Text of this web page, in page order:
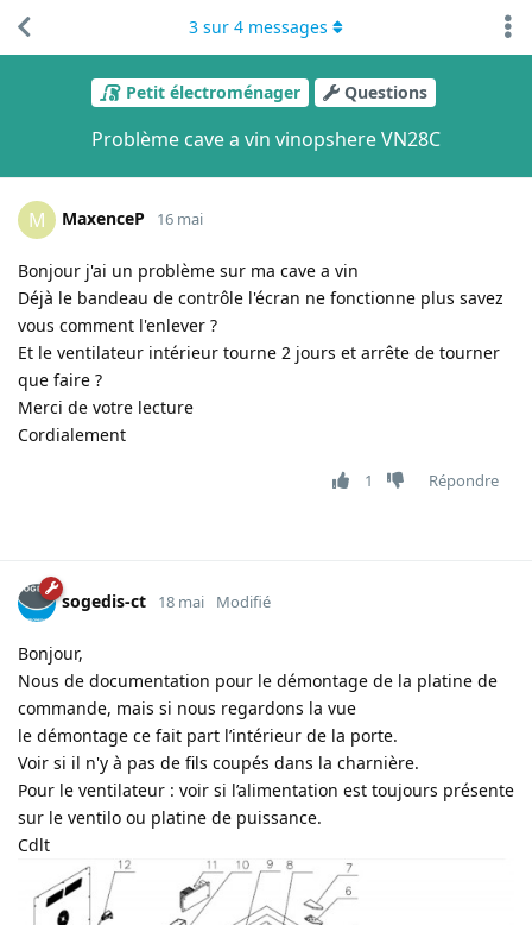
Petit électroménager Questions
Problème cave a vin vinopshere VN28C
3 sur 4 messages
M MaxenceP 16 mai
Bonjour j'ai un problème sur ma cave a vin
Déjà le bandeau de contrôle l'écran ne fonctionne plus savez
vous comment l'enlever ?
Et le ventilateur intérieur tourne 2 jours et arrête de tourner
que faire ?
Merci de votre lecture
Cordialement
1 Répondre
sogedis-ct 18 mai Modifié
Bonjour,
Nous de documentation pour le démontage de la platine de
commande, mais si nous regardons la vue
le démontage ce fait part l’intérieur de la porte.
Voir si il n'y à pas de fils coupés dans la charnière.
Pour le ventilateur : voir si l’alimentation est toujours présente
sur le ventilo ou platine de puissance.
Cdlt